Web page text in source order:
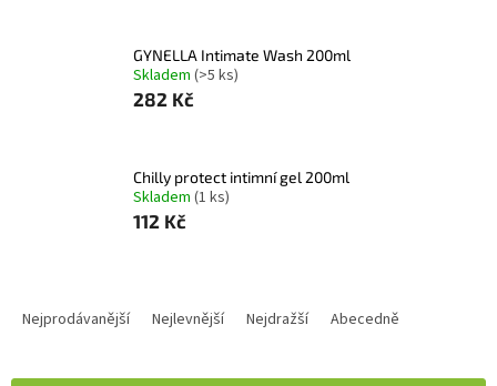
GYNELLA Intimate Wash 200ml
Skladem (>5 ks)
282 Kč
Chilly protect intimní gel 200ml
Skladem (1 ks)
112 Kč
ANejprodávanější Nejlevnější Nejdražší Abecedně